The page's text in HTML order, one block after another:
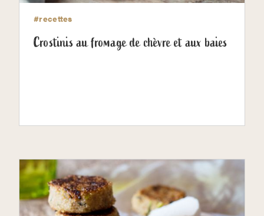
#recettes
Crostinis au fromage de chèvre et aux baies